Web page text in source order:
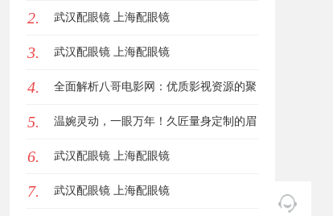
的利器
2. 武汉配眼镜 上海配眼镜
3. 武汉配眼镜 上海配眼镜
4. 全面解析八哥电影网：优质影视资源的聚
集地与观影体验升级方案
5. 温婉灵动，一眼万年！久匠量身定制的眉
眼唇，才是你整张脸的点睛之笔！淡颜系
女生的气质加分项
6. 武汉配眼镜 上海配眼镜
7. 武汉配眼镜 上海配眼镜